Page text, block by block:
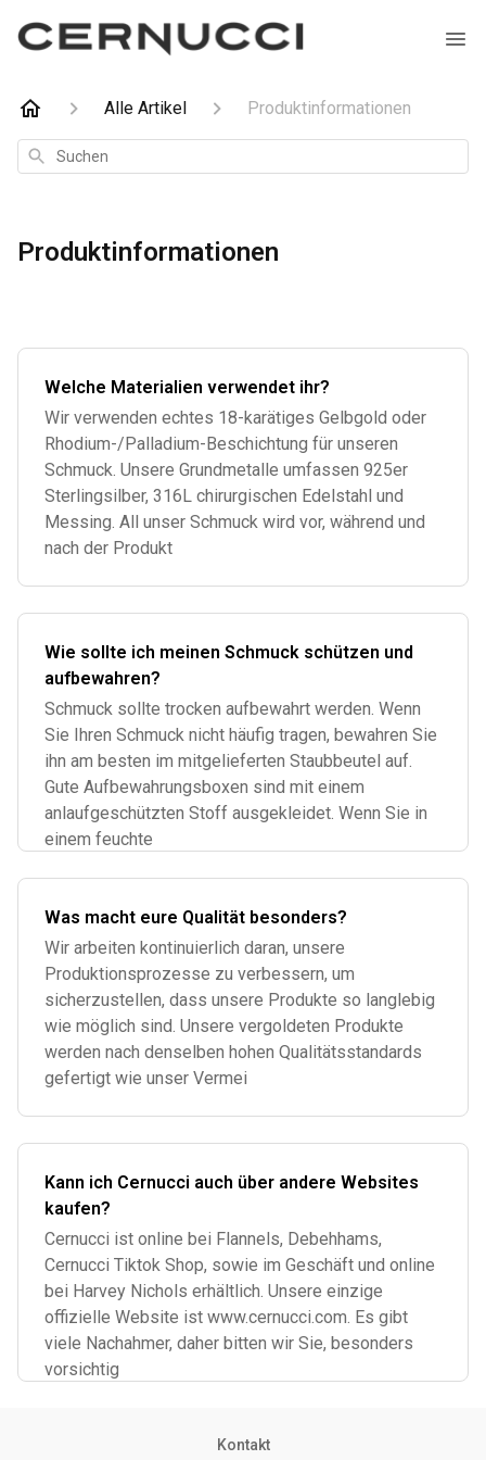
Alle Artikel Produktinformationen
Suchen
Produktinformationen
Welche Materialien verwendet ihr?
Wir verwenden echtes 18-karätiges Gelbgold oder
Rhodium-/Palladium-Beschichtung für unseren
Schmuck. Unsere Grundmetalle umfassen 925er
Sterlingsilber, 316L chirurgischen Edelstahl und
Messing. All unser Schmuck wird vor, während und
nach der Produkt
Wie sollte ich meinen Schmuck schützen und
aufbewahren?
Schmuck sollte trocken aufbewahrt werden. Wenn
Sie Ihren Schmuck nicht häufig tragen, bewahren Sie
ihn am besten im mitgelieferten Staubbeutel auf.
Gute Aufbewahrungsboxen sind mit einem
anlaufgeschützten Stoff ausgekleidet. Wenn Sie in
einem feuchte
Was macht eure Qualität besonders?
Wir arbeiten kontinuierlich daran, unsere
Produktionsprozesse zu verbessern, um
sicherzustellen, dass unsere Produkte so langlebig
wie möglich sind. Unsere vergoldeten Produkte
werden nach denselben hohen Qualitätsstandards
gefertigt wie unser Vermei
Kann ich Cernucci auch über andere Websites
kaufen?
Cernucci ist online bei Flannels, Debehhams,
Cernucci Tiktok Shop, sowie im Geschäft und online
bei Harvey Nichols erhältlich. Unsere einzige
offizielle Website ist www.cernucci.com. Es gibt
viele Nachahmer, daher bitten wir Sie, besonders
vorsichtig
Kontakt